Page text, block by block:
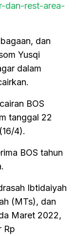
dan-rest-area-
dan
Yusqi
dalam
BOS
tanggal 22
4).
BOS tahun
Ibtidaiyah
(MTs), dan
Maret 2022,
Rp